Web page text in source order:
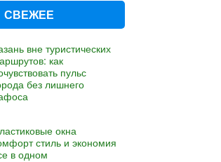
СВЕЖЕЕ
вне туристических
как
пульс
без лишнего
окна
стиль и экономия
в одном